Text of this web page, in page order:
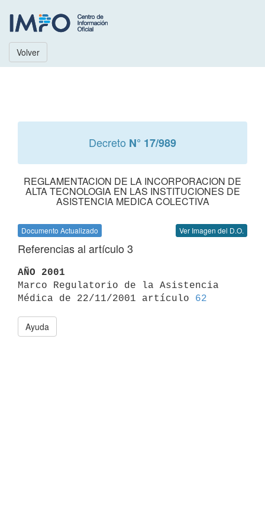
Volver
Decreto N° 17/989
REGLAMENTACION DE LA INCORPORACION DE
ALTA TECNOLOGIA EN LAS INSTITUCIONES DE
ASISTENCIA MEDICA COLECTIVA
Documento Actualizado Ver Imagen del D.O.
Referencias al artículo 3
AÑO 2001
Marco Regulatorio de la Asistencia
Médica de 22/11/2001 artículo 62
Ayuda